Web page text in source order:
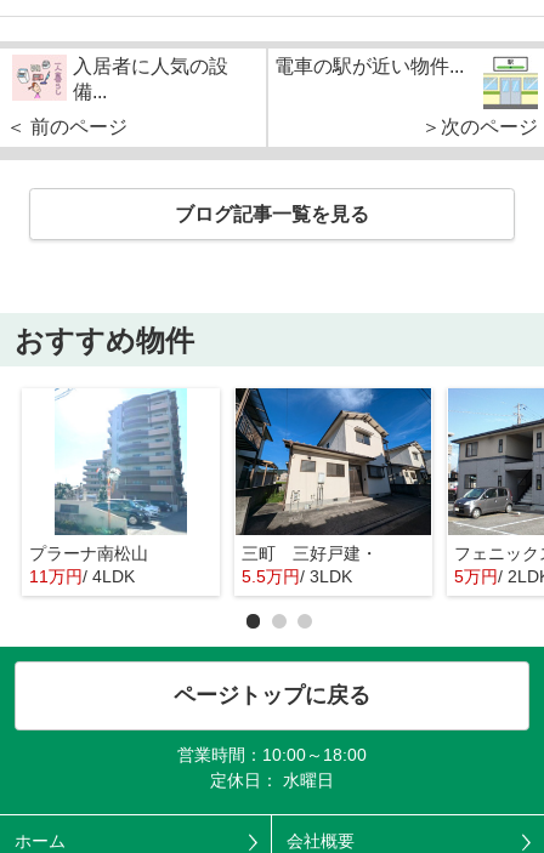
入居者に人気の設
備...
＜ 前のページ
電車の駅が近い物件...
＞次のページ
ブログ記事一覧を見る
おすすめ物件
プラーナ南松山
11万円/ 4LDK
三町 三好戸建・
5.5万円/ 3LDK 5万円/
ページトップに戻る
営業時間：10:00～18:00
定休日： 水曜日
ホーム 会社概要